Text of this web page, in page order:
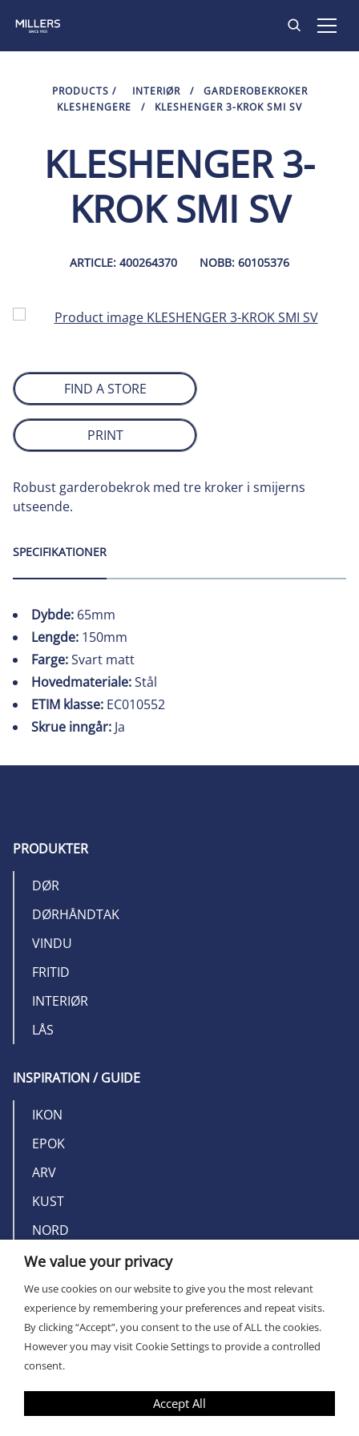
PRODUKTER
KONTAKT
PRODUCTS / INTERIØR /
GARDEROBEKROKER
KLESHENGERE
/ KLESHENGER 3-KROK SMI SV
KLESHENGER 3-
KROK SMI SV
ARTICLE: 400264370 NOBB: 60105376
FIND A STORE
PRINT
Robust garderobekrok med tre kroker i smijerns
utseende.
SPECIFIKATIONER
Dybde: 65mm
Lengde: 150mm
Farge:Svart matt
Hovedmateriale:Stål
ETIM klasse: EC010552
Skrue inngår: Ja
PRODUKTER
DØR
DØRHÅNDTAK
VINDU
FRITID
INTERIØR
LÅS
INSPIRATION / GUIDE
IKON
EPOK
ARV
KUST
NORD
KONTAKT
We value your privacy
We use cookies on our website to give you the most relevant
experience by remembering your preferences and repeat visits.
By clicking “Accept”, you consent to the use of ALL the cookies.
However you may visit Cookie Settings to provide a controlled
consent.
Accept All